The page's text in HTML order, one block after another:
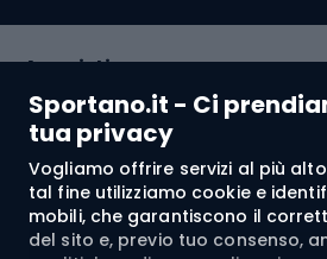
Sportano.it - Ci
tua privacy
Vogliamo offrire servizi al più
tal fine utilizziamo cookie e
mobili, che garantiscono il
del sito e, previo tuo consenso,
Acquisti
Servizio clienti
Regolamento
Chi siamo